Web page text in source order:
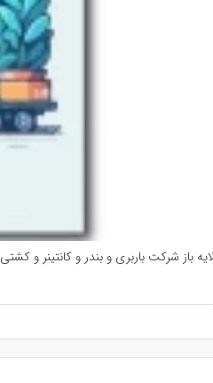
باز شرکت باربری و بندر و کانتینر و کشتی